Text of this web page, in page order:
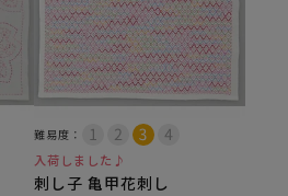
難易度：
入荷しました♪
刺し子 亀甲花刺し